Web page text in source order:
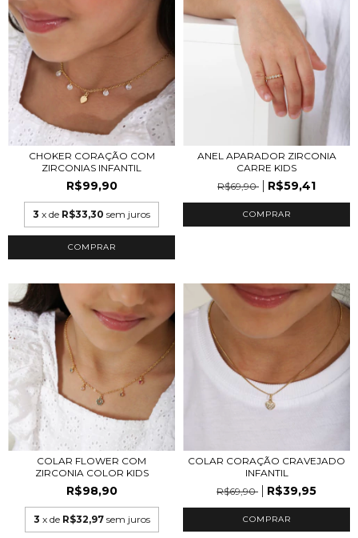
CHOKER CORAÇÃO COM
ZIRCONIAS INFANTIL
R$99,90
3 x de R$33,30 sem juros
COMPRAR
ANEL APARADOR ZIRCONIA
CARRE KIDS
R$69,90
R$59,41
COMPRAR
COLAR FLOWER COM
ZIRCONIA COLOR KIDS
R$98,90
3 x de R$32,97 sem juros
COLAR CORAÇÃO CRAVEJADO
INFANTIL
R$69,90
R$39,95
COMPRAR